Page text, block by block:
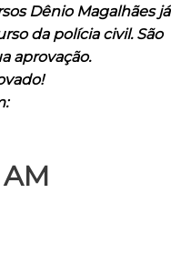
Dênio Magalhães já
da polícia civil. São
aprovação.